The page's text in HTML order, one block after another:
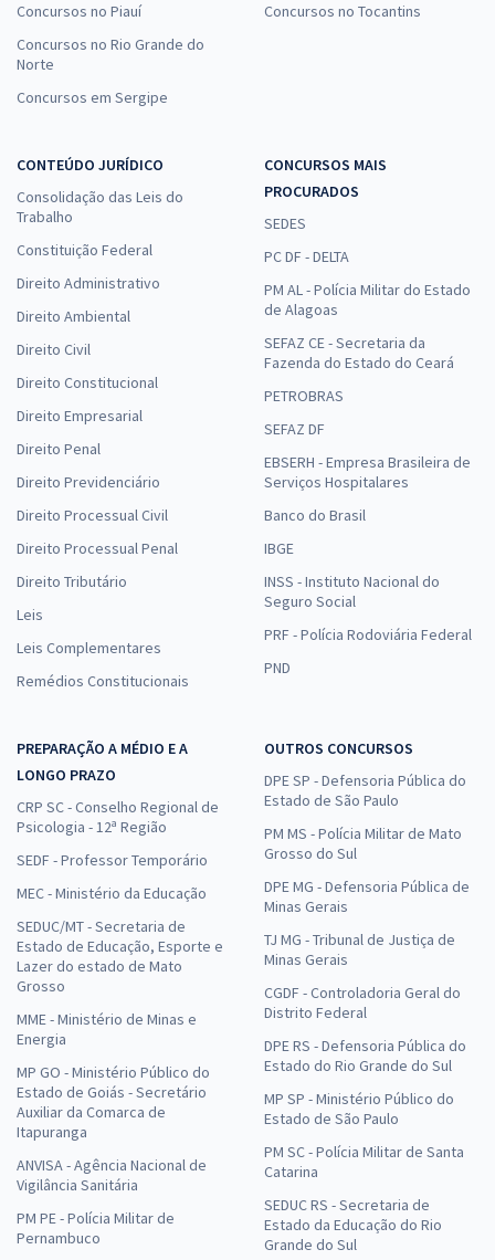
Concursos no Piauí
Concursos no Rio Grande do
Norte
Concursos em Sergipe
Concursos no Tocantins
CONTEÚDO JURÍDICO
Consolidação das Leis do
Trabalho
Constituição Federal
Direito Administrativo
Direito Ambiental
Direito Civil
Direito Constitucional
Direito Empresarial
Direito Penal
Direito Previdenciário
Direito Processual Civil
Direito Processual Penal
Direito Tributário
Leis
Leis Complementares
Remédios Constitucionais
CONCURSOS MAIS
PROCURADOS
SEDES
PC DF - DELTA
PM AL - Polícia Militar do Estado
de Alagoas
SEFAZ CE - Secretaria da
Fazenda do Estado do Ceará
PETROBRAS
SEFAZ DF
EBSERH - Empresa Brasileira de
Serviços Hospitalares
Banco do Brasil
IBGE
INSS - Instituto Nacional do
Seguro Social
PRF - Polícia Rodoviária Federal
PND
PREPARAÇÃO A MÉDIO E A
LONGO PRAZO
CRP SC - Conselho Regional de
Psicologia - 12ª Região
SEDF - Professor Temporário
MEC - Ministério da Educação
SEDUC/MT - Secretaria de
Estado de Educação, Esporte e
Lazer do estado de Mato
Grosso
MME - Ministério de Minas e
Energia
MP GO - Ministério Público do
Estado de Goiás - Secretário
Auxiliar da Comarca de
Itapuranga
ANVISA - Agência Nacional de
Vigilância Sanitária
PM PE - Polícia Militar de
Pernambuco
OUTROS CONCURSOS
DPE SP - Defensoria Pública do
Estado de São Paulo
PM MS - Polícia Militar de Mato
Grosso do Sul
DPE MG - Defensoria Pública de
Minas Gerais
TJ MG - Tribunal de Justiça de
Minas Gerais
CGDF - Controladoria Geral do
Distrito Federal
DPE RS - Defensoria Pública do
Estado do Rio Grande do Sul
MP SP - Ministério Público do
Estado de São Paulo
PM SC - Polícia Militar de Santa
Catarina
SEDUC RS - Secretaria de
Estado da Educação do Rio
Grande do Sul